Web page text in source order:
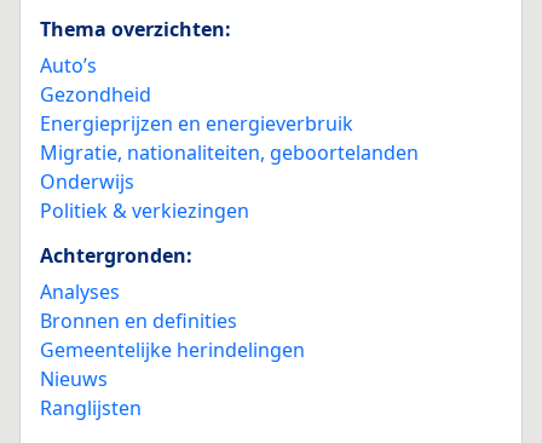
Thema overzichten:
Auto’s
Gezondheid
Energieprijzen en energieverbruik
Migratie, nationaliteiten, geboortelanden
Onderwijs
Politiek & verkiezingen
Achtergronden:
Analyses
Bronnen en definities
Gemeentelijke herindelingen
Nieuws
Ranglijsten